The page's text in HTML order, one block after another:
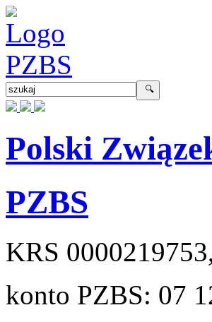
Polski
PZBS
KRS 0000219753
konto PZBS: 07